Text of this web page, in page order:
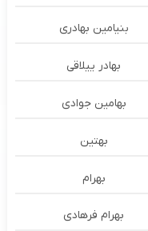
بنیامین بهادری
بهادر ییلاقی
بهامین جوادی
بهتین
بهرام
بهرام فرهادی